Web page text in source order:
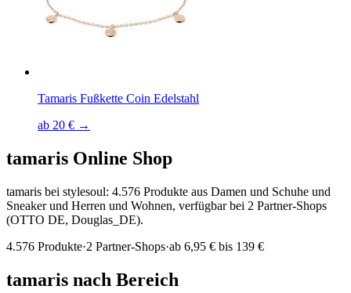
Tamaris Fußkette Coin Edelstahl
ab 20 € →
tamaris Online Shop
tamaris bei stylesoul: 4.576 Produkte aus Damen und Schuhe und
Sneaker und Herren und Wohnen, verfügbar bei 2 Partner-Shops
(OTTO DE, Douglas_DE).
4.576 Produkte·2 Partner-Shops·ab 6,95 € bis 139 €
tamaris nach Bereich